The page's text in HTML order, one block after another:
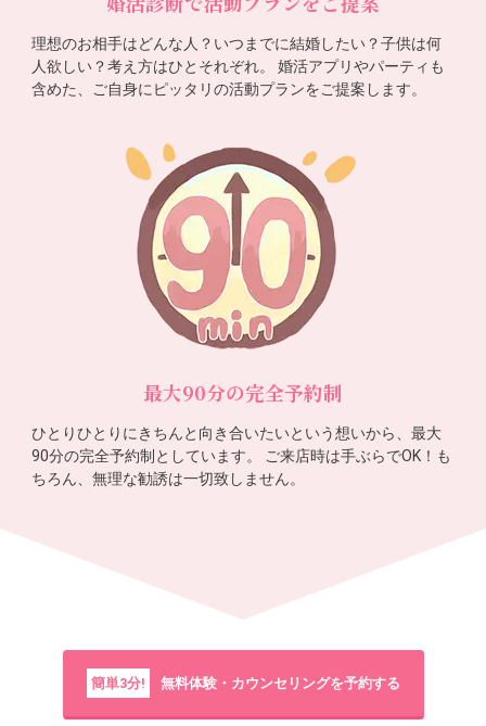
理想のお相手はどんな人？いつまでに結婚したい？子供は何
人欲しい？考え方はひとそれぞれ。 婚活アプリやパーティも
含めた、ご自身にピッタリの活動プランをご提案します。
最大90分の完全予約制
ひとりひとりにきちんと向き合いたいという想いから、最大
90分の完全予約制としています。 ご来店時は手ぶらでOK！も
ちろん、無理な勧誘は一切致しません。
簡単3分! 無料体験・カウンセリングを予約する